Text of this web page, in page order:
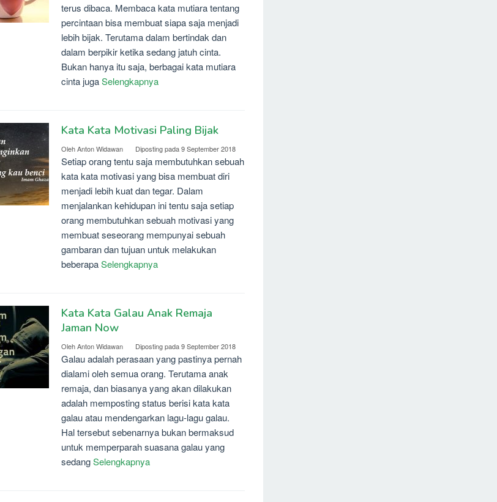
terus dibaca. Membaca kata mutiara tentang
percintaan bisa membuat siapa saja menjadi
lebih bijak. Terutama dalam bertindak dan
dalam berpikir ketika sedang jatuh cinta.
Bukan hanya itu saja, berbagai kata mutiara
cinta jugaSelengkapnya
Kata Kata Motivasi Paling Bijak
OlehAnton Widawan Diposting pada9 September 2018
Setiap orang tentu saja membutuhkan sebuah
kata kata motivasi yang bisa membuat diri
menjadi lebih kuat dan tegar. Dalam
menjalankan kehidupan ini tentu saja setiap
orang membutuhkan sebuah motivasi yang
membuat seseorang mempunyai sebuah
gambaran dan tujuan untuk melakukan
beberapaSelengkapnya
Kata Kata Galau Anak Remaja
Jaman Now
OlehAnton Widawan Diposting pada9 September 2018
Galau adalah perasaan yang pastinya pernah
dialami oleh semua orang. Terutama anak
remaja, dan biasanya yang akan dilakukan
adalah memposting status berisi kata kata
galau atau mendengarkan lagu-lagu galau.
Hal tersebut sebenarnya bukan bermaksud
untuk memperparah suasana galau yang
sedangSelengkapnya